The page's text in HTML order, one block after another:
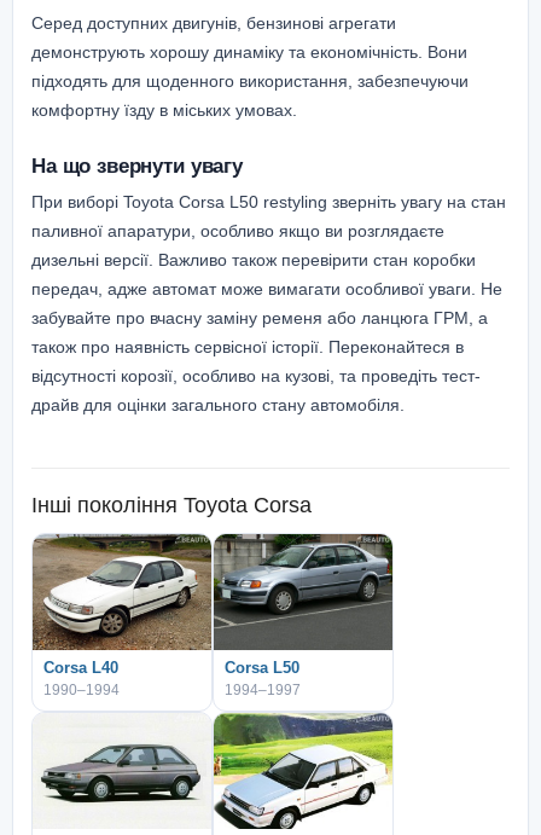
Серед доступних двигунів, бензинові агрегати
демонструють хорошу динаміку та економічність. Вони
підходять для щоденного використання, забезпечуючи
комфортну їзду в міських умовах.
На що звернути увагу
При виборі Toyota Corsa L50 restyling зверніть увагу на стан
паливної апаратури, особливо якщо ви розглядаєте
дизельні версії. Важливо також перевірити стан коробки
передач, адже автомат може вимагати особливої уваги. Не
забувайте про вчасну заміну ременя або ланцюга ГРМ, а
також про наявність сервісної історії. Переконайтеся в
відсутності корозії, особливо на кузові, та проведіть тест-
драйв для оцінки загального стану автомобіля.
Інші покоління Toyota Corsa
Corsa L40
1990–1994
Corsa L50
1994–1997